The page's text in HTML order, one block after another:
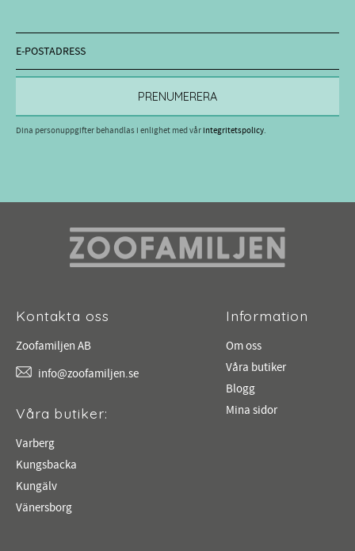
PRENUMERERA
Dina personuppgifter behandlas i enlighet med vårintegritetspolicy.
Kontakta oss
Zoofamiljen AB
info@zoofamiljen.se
Våra butiker:
Varberg
Kungsbacka
Kungälv
Vänersborg
Information
Om oss
Våra butiker
Blogg
Mina sidor